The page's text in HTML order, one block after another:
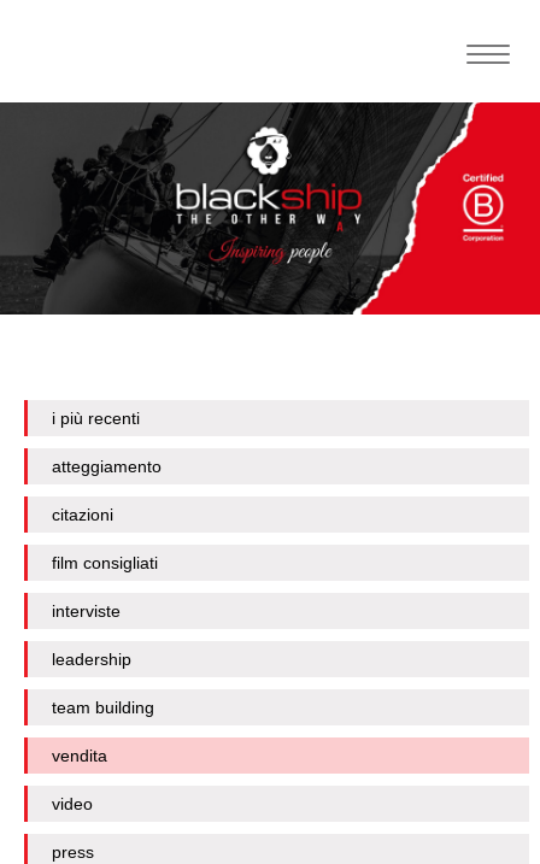
Toggle
i più recenti
atteggiamento
citazioni
film consigliati
interviste
leadership
team building
vendita
video
press